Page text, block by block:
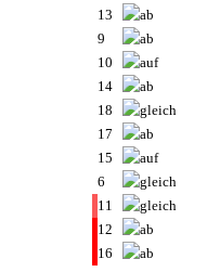
13
9
10
14
18
17
15
6
11
12
16